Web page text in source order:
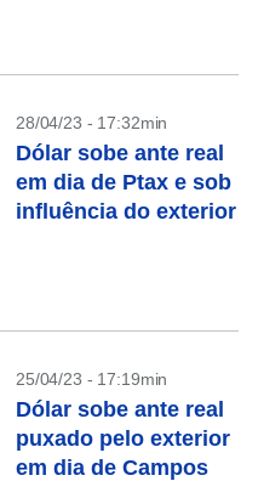
28/04/23 - 17:32min
Dólar sobe ante real
em dia de Ptax e sob
influência do exterior
25/04/23 - 17:19min
Dólar sobe ante real
puxado pelo exterior
em dia de Campos